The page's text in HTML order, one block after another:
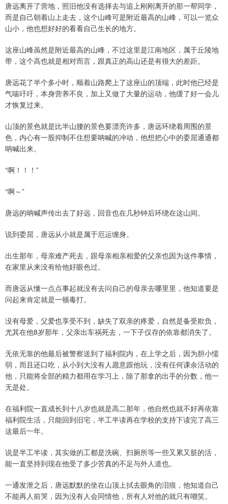
唐远离开了营地，照旧他没有选择去与追上刚刚离开的那一帮同学，
而是自己朝着山上走去，这个山峰可是附近最高的山峰，可以一览众
山小，他也想好好的看看自己生长的地方。
这座山峰虽然是附近最高的山峰，不过这里是江南地区，属于丘陵地
带，这个高也就是相对而言，跟真正的高山还是有很大的差距。
唐远花了半个多小时，顺着山路爬上了这座山的顶端，此时他已经是
气喘吁吁，本身营养不良，加上又做了大量的运动，他缓了好一会儿
才恢复过来。
山顶的景色就是比半山腰的景色要漂亮许多，唐远环绕着周围的景
色，内心有一股抑制不住想要呐喊的冲动，他想把心中的委屈通通都
呐喊出来。
“啊！！！”
“啊～”
唐远的呐喊声传出去了好远，回音也在几秒钟后环绕在这山间。
说到委屈，唐远从小就是属于厄运缠身。
出生那年，母亲难产死去，跟母亲相亲相爱的父亲也因为这件事情，
在家里从来没有给他好眼色过。
而唐远从懂一点点事起就没有去问自己的母亲去哪里里，他知道要是
问起来肯定就是一顿毒打。
没有母爱，父爱也享受不到，缺失了双亲的疼爱，自然是备受欺负，
尤其在他8岁那年，父亲出车祸死去，一下子仅存的依靠都消失了。
无依无靠的他最后被警察送到了福利院内，在上学之后，因为胆小懦
弱，而且还口吃，从小到大没有人愿意跟他玩，没有任何课余活动的
他，只能将全部的精力都用在学习上，除了那拿的出手的分数，他一
无是处。
在福利院一直成长到十八岁也就是高二那年，他自然也就不好再依靠
福利院生活，只能回到旧宅，半工半读再在学校的支持下读完了高三
这最后一年。
说是半工半读，其实做的工都是洗碗、扫厕所等一些又累又脏的活，
能一直坚持到现在他受了多少苦真的不足与外人道也。
一通发泄之后，唐远默默的坐在山顶上拭去眼角的泪痕，他知道自己
不能再人前哭，因为没有人会同情他，所有人对他的就只有嘲笑。